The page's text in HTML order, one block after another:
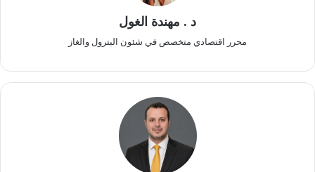
د . مهندة الغول
محرر اقتصادي متخصص في شئون البترول والغاز